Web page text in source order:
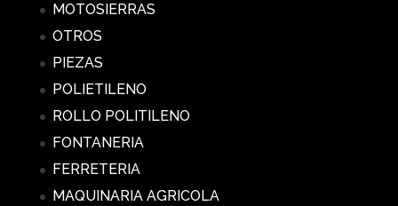
MOTOSIERRAS
OTROS
PIEZAS
POLIETILENO
ROLLO POLITILENO
FONTANERIA
FERRETERIA
MAQUINARIA AGRICOLA